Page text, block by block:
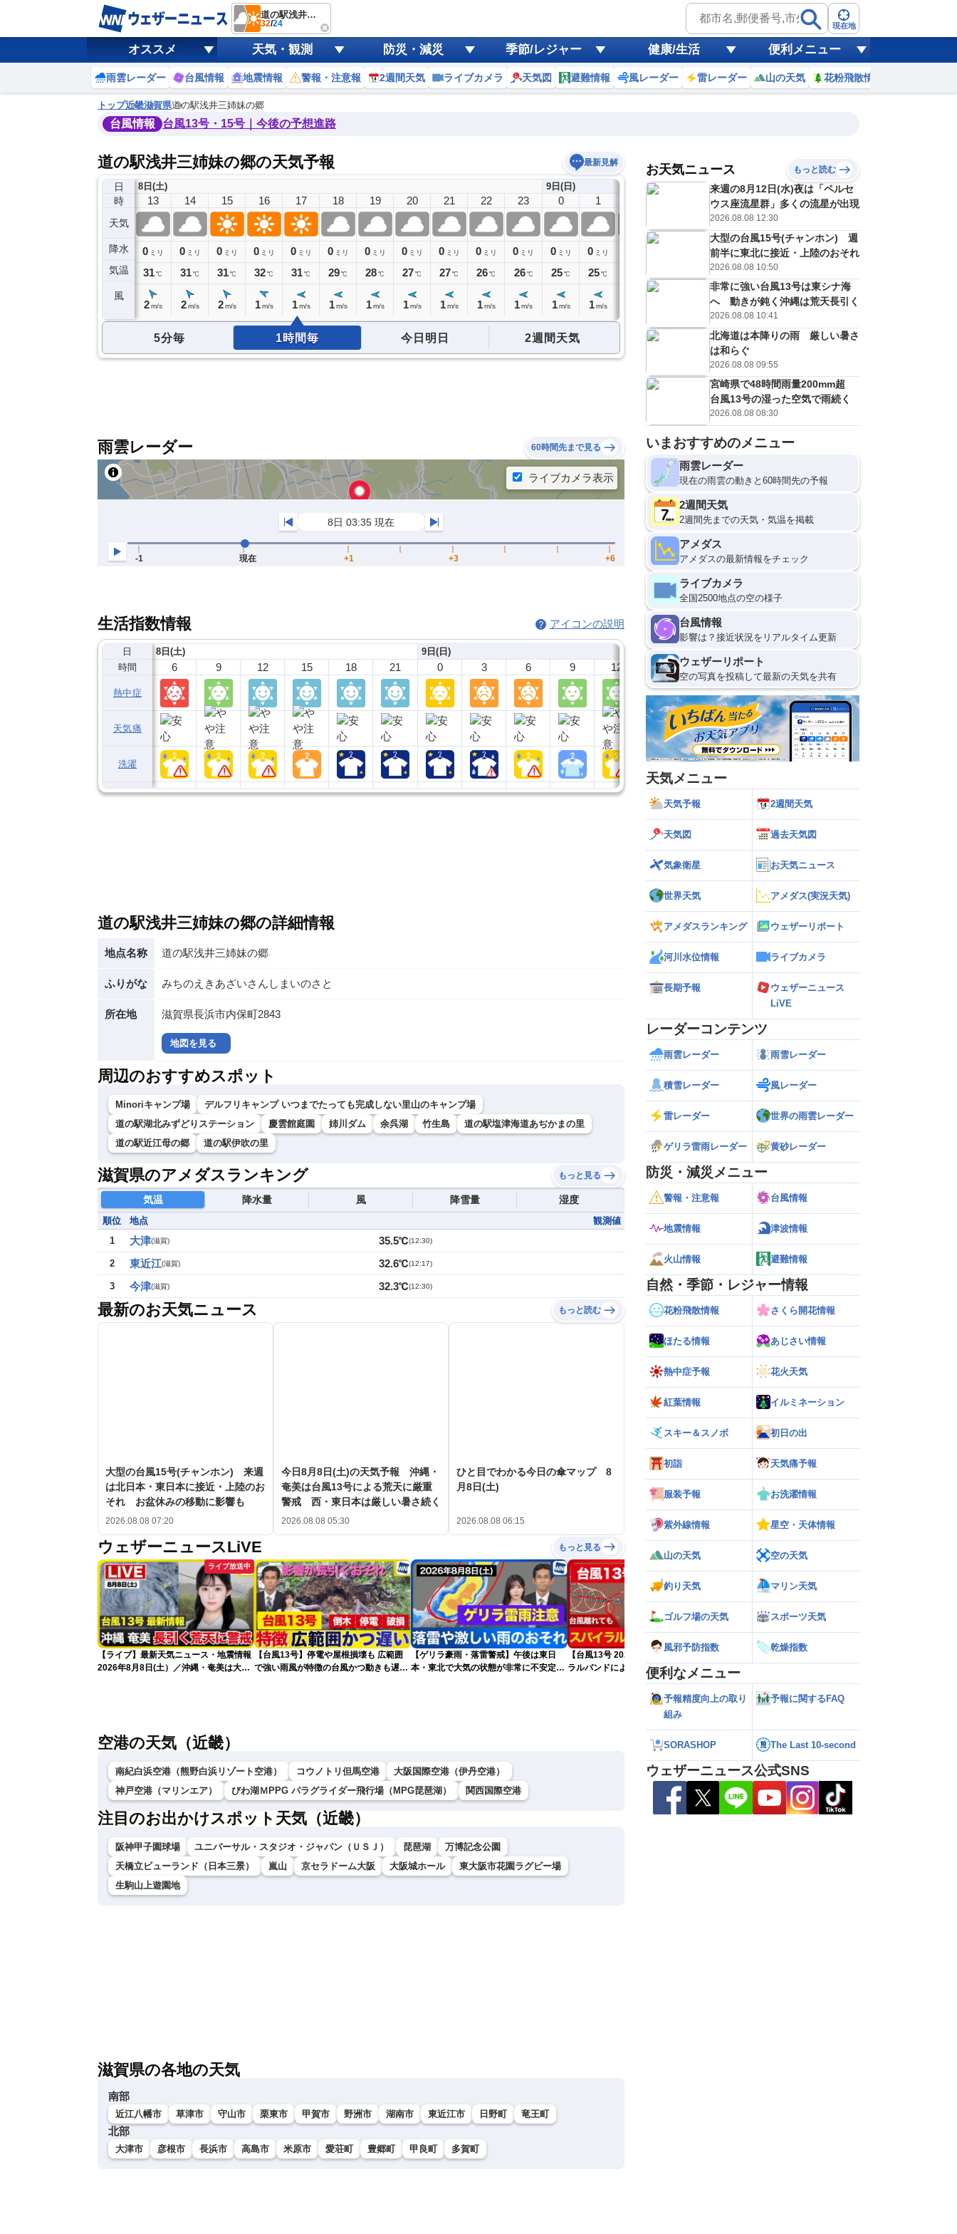
道の駅浅井三姉妹の郷
32/24 現在地
オススメ 天気・観測 防災・減災 季節/レジャー 健康/生活 便利メニュー
雨雲レーダー 台風情報 地震情報 警報・注意報 2週間天気 ライブカメラ 天気図 避難情報 風レーダー 雷レーダー 山の天気 花粉飛散情報
トップ近畿滋賀県道の駅浅井三姉妹の郷
台風情報 台風13号・15号｜今後の予想進路
道の駅浅井三姉妹の郷の天気予報 最新見解
日
時
天気
降水
気温
風
8日(土)
12
0ミリ
30℃
13
0 ミリ
31℃
2 m/s
14
0 ミリ
31℃
2 m/s
15
0 ミリ
31℃
2 m/s
16
0 ミリ
32℃
1 m/s
17
0 ミリ
31℃
1 m/s
18
0 ミリ
29℃
1 m/s
19
0 ミリ
28℃
1 m/s
20
0 ミリ
27℃
1 m/s
21
0 ミリ
27℃
1 m/s
22
0 ミリ
26℃
1 m/s
23
0 ミリ
26 ℃
1m/s
9日(日)
0
0 ミリ
25℃
1 m/s
1
0 ミリ
25℃
1 m/s
4
ミリ
24
m/s
5
0ミリ
24
0m/s
6
0ミリ
24
0 m/s
7
0ミリ
0m/s
8
0ミリ
0m/s
5分毎 1時間毎 今日明日 2週間天気
雨雲レーダー 60時間先まで見る
生活指数情報 アイコンの説明
日
時間
熱中症
天気痛
洗濯
8日(土)
6 9 12 15 18 21
9日(日)
0 3 6 9 12
道の駅浅井三姉妹の郷の詳細情報
地点名称 道の駅浅井三姉妹の郷
ふりがな みちのえきあざいさんしまいのさと
所在地 滋賀県長浜市内保町2843
地図を見る
周辺のおすすめスポット
Minoriキャンプ場
デルフリキャンプ いつまでたっても完成しない里山のキャンプ場
道の駅湖北みずどりステーション
慶雲館庭園 姉川ダム 余呉湖 竹生島
道の駅塩津海道あぢかまの里
道の駅近江母の郷
道の駅伊吹の里
滋賀県のアメダスランキング もっと見る
気温 降水量 風 降雪量 湿度
順位 地点
観測値
1
大津(滋賀) 35.5℃(12:30)
2 東近江(滋賀) 32.6℃(12:17)
3 今津(滋賀) 32.3℃(12:30)
最新のお天気ニュース もっと読む
大型の台風15号(チャンホン) 来週
は北日本・東日本に接近・上陸のお
それ お盆休みの移動に影響も
2026.08.08 07:20
今日8月8日(土)の天気予報 沖縄・
奄美は台風13号による荒天に厳重
警戒 西・東日本は厳しい暑さ続く
2026.08.08 05:30
ひと目でわかる今日の傘マップ 8
月8日(土)
2026.08.08 06:15
ウェザーニュースLiVE もっと見る
ライブ放送中
【ライブ】最新天気ニュース・地震情報
2026年8月8日(土）／沖縄・奄美は大荒
【台風13号】停電や屋根損壊も 広範囲
で強い雨風が特徴の台風かつ動きも遅く
【ゲリラ豪雨・落雷警戒】午後は東日
本・東北で大気の状態が非常に不安定に
【台風13号 2026】台風離れてもスパイ
ラルバンドによる大雨警戒（8日6時情
【台風15号 2026】お盆休みの天気に影
空港の天気（近畿）
南紀白浜空港（熊野白浜リゾート空港） コウノトリ但馬空港
大阪国際空港（伊丹空港）
神戸空港（マリンエア）
びわ湖ＭPPG パラグライダー飛行場（MPG琵琶湖） 関西国際空港
注目のお出かけスポット天気（近畿）
阪神甲子園球場 ユニバーサル・スタジオ・ジャパン（ＵＳＪ） 琵琶湖
万博記念公園
天橋立ビューランド（日本三景）
嵐山 京セラドーム大阪 大阪城ホール
東大阪市花園ラグビー場
生駒山上遊園地
滋賀県の各地の天気
南部
近江八幡市 草津市 守山市 栗東市 甲賀市 野洲市 湖南市 東近江市 日野町 竜王町
北部
大津市 彦根市 長浜市 高島市 米原市 愛荘町 豊郷町 甲良町 多賀町
お天気ニュース もっと読む
来週の8月12日(水)夜は「ペルセ
ウス座流星群」多くの流星が出現
2026.08.08 12:30
大型の台風15号(チャンホン) 週
前半に東北に接近・上陸のおそれ
2026.08.08 10:50
非常に強い台風13号は東シナ海
へ 動きが鈍く沖縄は荒天長引く
2026.08.08 10:41
北海道は本降りの雨 厳しい暑さ
は和らぐ
2026.08.08 09:55
宮崎県で48時間雨量200mm超
台風13号の湿った空気で雨続く
2026.08.08 08:30
いまおすすめのメニュー
雨雲レーダー
現在の雨雲の動きと60時間先の予報
2週間天気
2週間先までの天気・気温を掲載
アメダス
アメダスの最新情報をチェック
ライブカメラ
全国2500地点の空の様子
台風情報
影響は？接近状況をリアルタイム更新
ウェザーリポート
空の写真を投稿して最新の天気を共有
天気メニュー
天気予報 2週間天気
天気図 過去天気図
気象衛星 お天気ニュース
世界天気 アメダス(実況天気)
アメダスランキング ウェザーリポート
河川水位情報 ライブカメラ
長期予報
ウェザーニュース
LiVE
レーダーコンテンツ
雨雲レーダー 雨雪レーダー
積雪レーダー 風レーダー
雷レーダー 世界の雨雲レーダー
ゲリラ雷雨レーダー 黄砂レーダー
防災・減災メニュー
警報・注意報 台風情報
地震情報 津波情報
火山情報 避難情報
自然・季節・レジャー情報
花粉飛散情報 さくら開花情報
ほたる情報 あじさい情報
熱中症予報 花火天気
紅葉情報 イルミネーション
スキー＆スノボ 初日の出
初詣 天気痛予報
服装予報 お洗濯情報
紫外線情報 星空・天体情報
山の天気 空の天気
釣り天気 マリン天気
ゴルフ場の天気 スポーツ天気
風邪予防指数 乾燥指数
便利なメニュー
予報精度向上の取り
組み
予報に関するFAQ
SORASHOP The Last 10-second
ウェザーニュース公式SNS